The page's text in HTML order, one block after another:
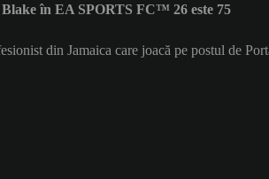
în EA SPORTS FC™ 26 este 75
din Jamaica care joacă pe postul de